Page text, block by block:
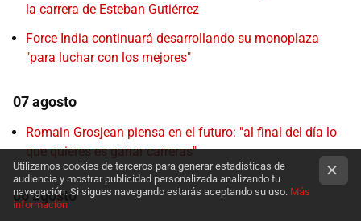
la carrera de Esteban Gutiérrez
Force India continuará desarrollando su monoplaza
"para luchar con los mejores"
07 agosto
Romain Grosjean piensa en el futuro: "al final del día lo
que quieres es ganar carreras"
06 agosto
Utilizamos cookies de terceros para generar estadísticas de
audiencia y mostrar publicidad personalizada analizando tu
navegación. Si sigues navegando estarás aceptando su uso. Más
información